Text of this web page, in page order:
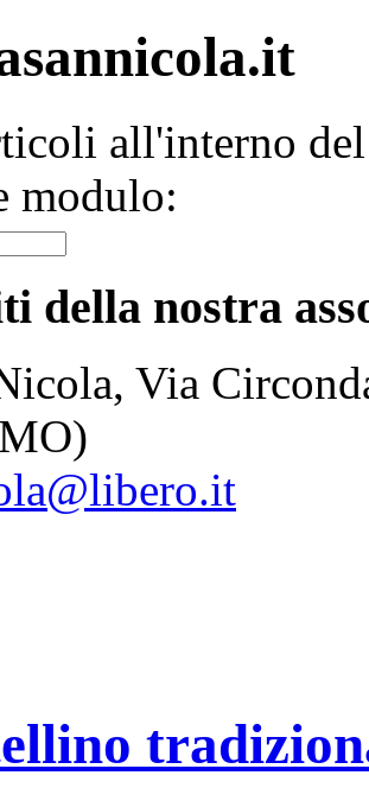
all'interno
modulo:
della nostra
Via